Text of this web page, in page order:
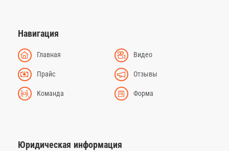
Навигация
Главная Видео
Прайс Отзывы
Команда Форма
Юридическая информация